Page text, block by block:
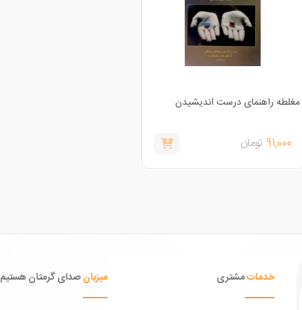
مغلطه راهنمای درست اندیشیدن
91,000 تومان
خدماتمشتری میزبانصدای گرمتان هستیم